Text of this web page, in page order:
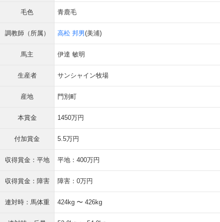
毛色 青鹿毛
調教師（所属） 高松 邦男(美浦)
馬主 伊達 敏明
生産者 サンシャイン牧場
産地 門別町
本賞金 1450万円
付加賞金 5.5万円
収得賞金：平地 平地：400万円
収得賞金：障害 障害：0万円
連対時：馬体重 424kg 〜 426kg